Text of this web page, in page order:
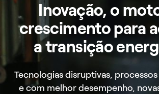
Inovação, o
crescimento para
a transição
Tecnologias disruptivas,
e com melhor desempenho,